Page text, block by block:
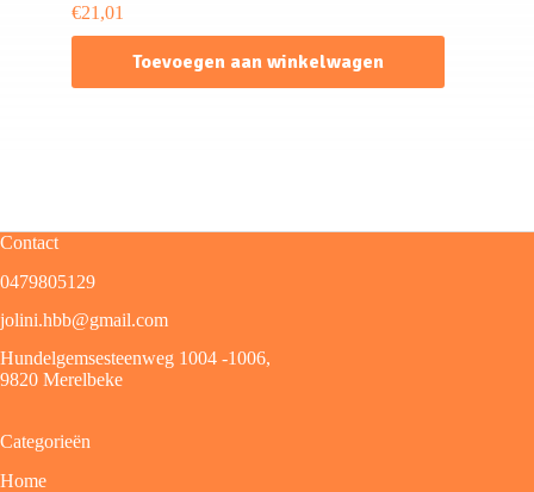
€21,01
Toevoegen aan winkelwagen
Contact
0479805129
jolini.hbb@gmail.com
Hundelgemsesteenweg 1004 -1006,
9820 Merelbeke
Categorieën
Home